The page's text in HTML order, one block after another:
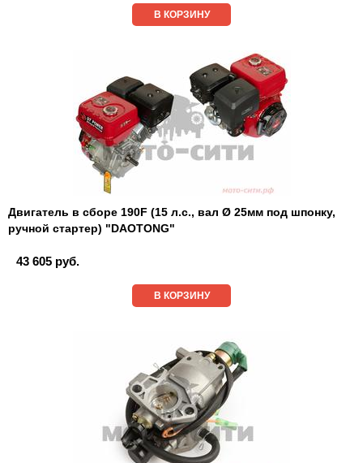
В КОРЗИНУ
Двигатель в сборе 190F (15 л.с., вал Ø 25мм под шпонку,
ручной стартер) "DAOTONG"
43 605 руб.
В КОРЗИНУ